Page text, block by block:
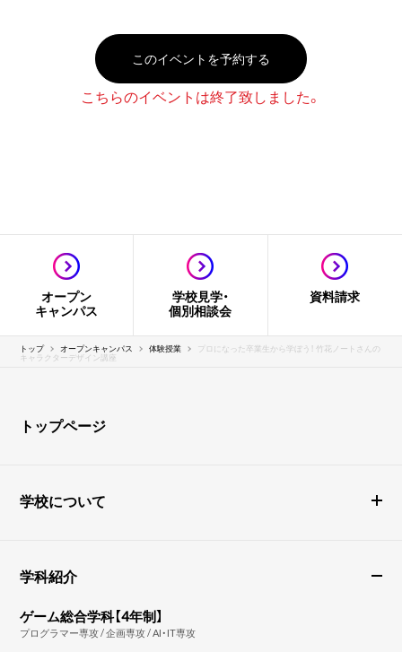
このイベントを予約する
こちらのイベントは終了致しました。
オープン
キャンパス
学校見学・
個別相談会
資料請求
トップ オープンキャンパス 体験授業 プロになった卒業生から学ぼう！ 竹花ノートさんの
キャラクターデザイン講座
トップページ
学校について
学科紹介
ゲーム総合学科【4年制】
プログラマー専攻 / 企画専攻 / AI・IT専攻